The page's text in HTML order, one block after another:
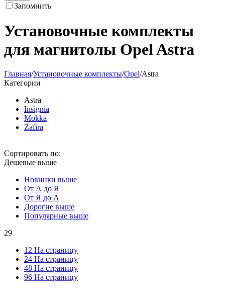
Запомнить
Установочные комплекты
для магнитолы Opel Astra
Главная/Установочные комплекты/Opel/Astra
Категории
Astra
Insignia
Mokka
Zafira
Сортировать по:
Дешевые выше
Новинки выше
От А до Я
От Я до А
Дорогие выше
Популярные выше
29
12 На страницу
24 На страницу
48 На страницу
96 На страницу